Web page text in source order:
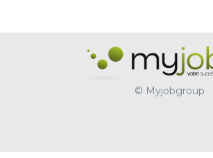
© Myjobgroup